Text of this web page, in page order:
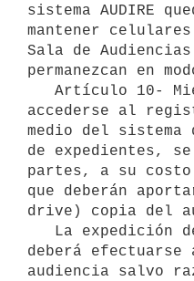
sistema AUDIRE
mantener
Sala de
permanezcan en
accederse al
medio del sistema
de expedientes,
partes, a su
que deberán
drive) copia del
deberá
audiencia salvo